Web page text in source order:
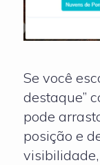
Se você
destaque”
pode
posição e
visibilidade,